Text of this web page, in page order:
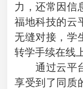
力，还常因信
福地科技的云
无缝对接，学
转学手续在线
通过云平
享受到了同质